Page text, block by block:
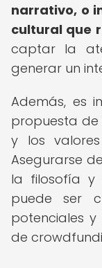
narrativo, o
cultural que
captar la
generar un
Además, es
propuesta
y los
Asegurarse
la filosofía y
puede ser
potenciales
de